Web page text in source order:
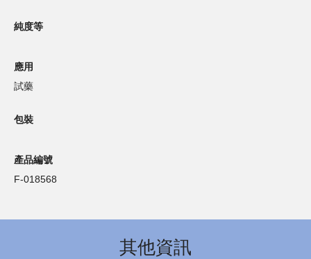
純度等
應用
試藥
包裝
產品編號
F-018568
其他資訊